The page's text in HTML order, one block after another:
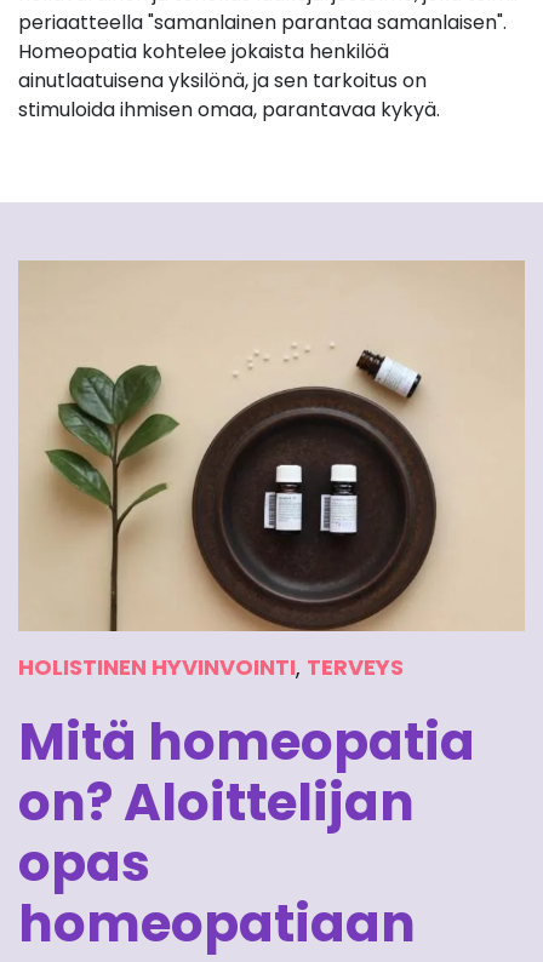
periaatteella "samanlainen parantaa samanlaisen".
Homeopatia kohtelee jokaista henkilöä
ainutlaatuisena yksilönä, ja sen tarkoitus on
stimuloida ihmisen omaa, parantavaa kykyä.
HOLISTINEN HYVINVOINTI, TERVEYS
Mitä homeopatia
on? Aloittelijan
opas
homeopatiaan